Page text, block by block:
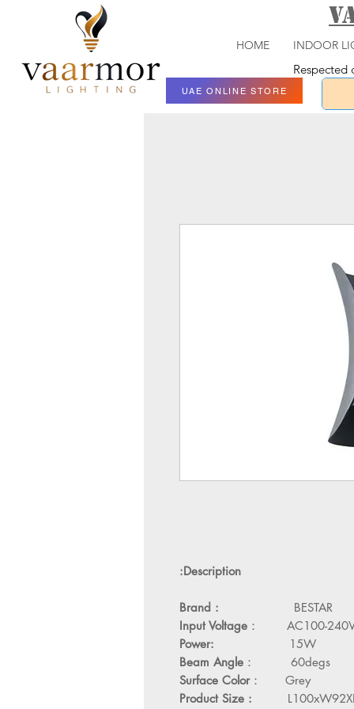
HOME INDOOR
UAE ONLINE STORE
Description:
Brand :
BESTAR
Input Voltage ： AC100-
Power:
15W
Beam Angle ： 60degs
Surface Color： Grey
Product Size :